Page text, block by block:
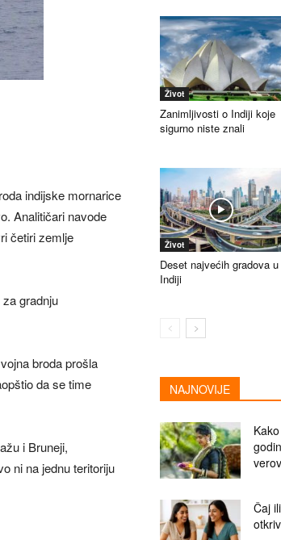
indijske mornarice
Analitičari navode
četiri zemlje
gradnju
broda prošla
da se time
i Bruneji,
ni na jednu teritoriju
Život
Zanimljivosti o Indiji koje
sigurno niste znali
Život
Deset najvećih gradova u
Indiji
NAJNOVIJE
Čaj